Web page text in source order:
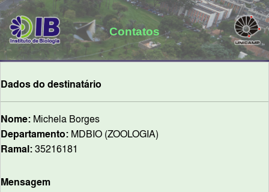
Contatos
Dados do destinatário
Nome: Michela Borges
Departamento: MDBIO (ZOOLOGIA)
Ramal:35216181
Mensagem